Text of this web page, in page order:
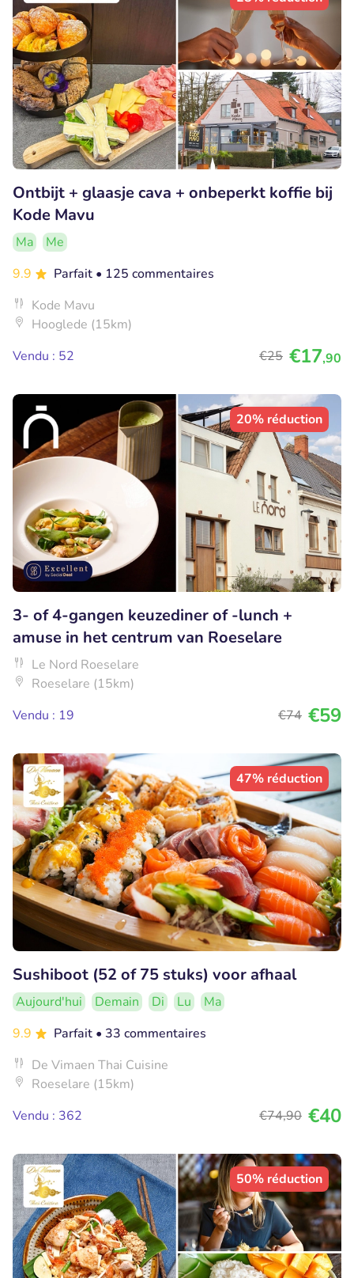
Ontbijt + glaasje cava + onbeperkt koffie bij
Kode Mavu
Ma
Me
9.9
Parfait • 125 commentaires
Kode Mavu
Hooglede (15km)
Vendu : 52
€25 €17,90
20% réduction
3- of 4-gangen keuzediner of -lunch +
amuse in het centrum van Roeselare
Le Nord Roeselare
Roeselare (15km)
Vendu : 19
€74 €59
47% réduction
Sushiboot (52 of 75 stuks) voor afhaal
Aujourd'hui Demain Di Lu
Ma
9.9
Parfait • 33 commentaires
De Vimaen Thai Cuisine
Roeselare (15km)
Vendu : 362
€74,90 €40
50% réduction